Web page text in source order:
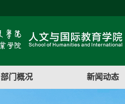
部门概况 新闻动态